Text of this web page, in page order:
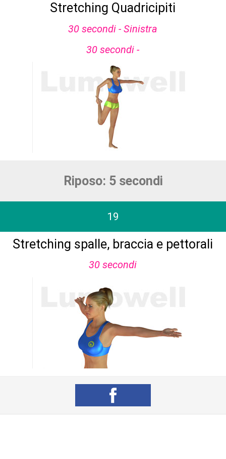
Stretching Quadricipiti
30 secondi - Sinistra
30 secondi -
Riposo: 5 secondi
19
Stretching spalle, braccia e pettorali
30 secondi